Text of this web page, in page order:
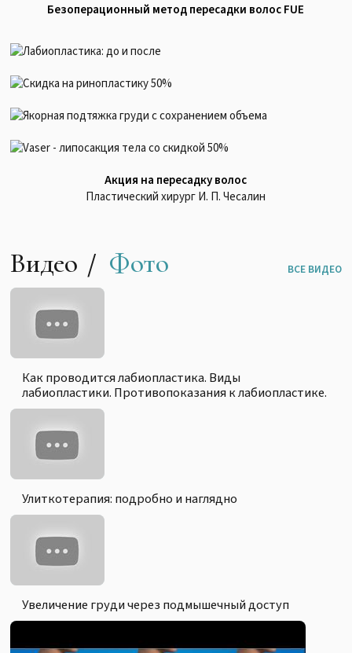
Безоперационный метод пересадки волос FUE
Акция на пересадку волос
Пластический хирург И. П. Чесалин
Видео Фото ВСЕ ВИДЕО
Как проводится лабиопластика. Виды
лабиопластики. Противопоказания к лабиопластике.
Улиткотерапия: подробно и наглядно
Увеличение груди через подмышечный доступ
Блефаропластика "Взгляд Клеопатры" До и После
Доктор Амжад Аль-Юсеф
Блефаропластика "Взгляд Клеопатры" До и После,
Доктор Амжад Аль-Юсеф
Блефаропластика "Взгляд Клеопатры" До и После
Доктор Амжад Аль-Юсеф